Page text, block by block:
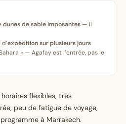
dunes de sable imposantes — il
expédition sur plusieurs jours
» — Agafay est l’entrée, pas le
flexibles, très
peu de fatigue de voyage,
à Marrakech.